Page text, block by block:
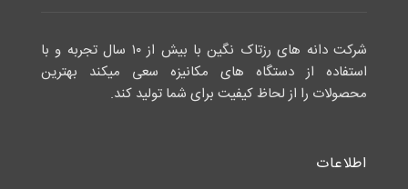
شرکت دانه های رزتاک نگین با بیش از ۱۰ سال تجربه و با
استفاده از دستگاه های مکانیزه سعی میکند بهترین
محصولات را از لحاظ کیفیت برای شما تولید کند.
اطلاعات